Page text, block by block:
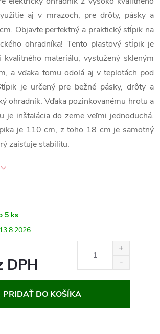
aj v mrazoch, pre drôty, pásky a
Objavte perfektný a praktický stĺpik na
ohradníka! Tento plastový stĺpik je
materiálu, vystužený skleným
a vďaka tomu odolá aj v teplotách pod
je určený pre bežné pásky, drôty a
ohradník. Vďaka pozinkovanému hrotu a
je inštalácia do zeme veľmi jednoduchá.
je 110 cm, z toho 18 cm je samotný
zaisťuje stabilitu.
5 ks
13.8.2026
DPH
PRIDAŤ DO KOŠÍKA